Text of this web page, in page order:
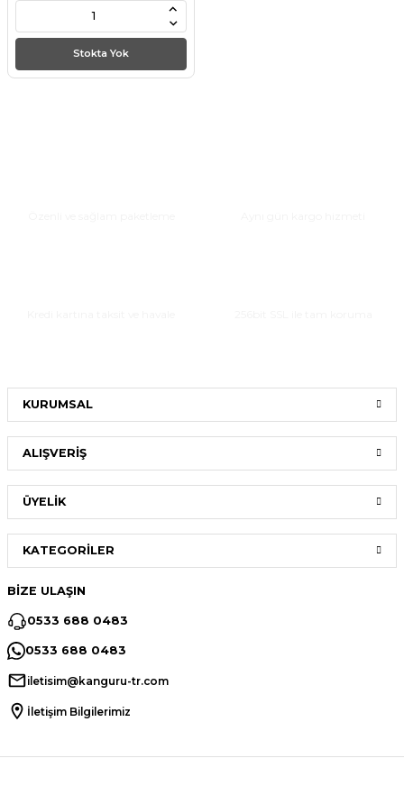
Stokta Yok
KURUMSAL
ALIŞVERİŞ
ÜYELİK
KATEGORİLER
BİZE ULAŞIN
0533 688 0483
0533 688 0483
iletisim@kanguru-tr.com
İletişim Bilgilerimiz